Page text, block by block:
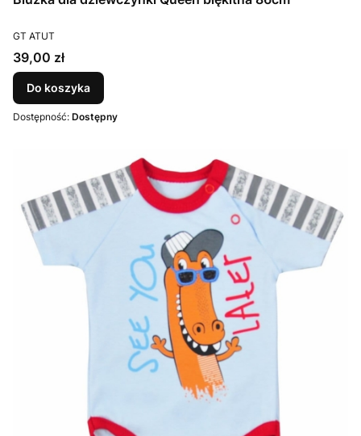
PRODUCENT
GT ATUT
Cena
39,00 zł
Do koszyka
Dostępność: Dostępny